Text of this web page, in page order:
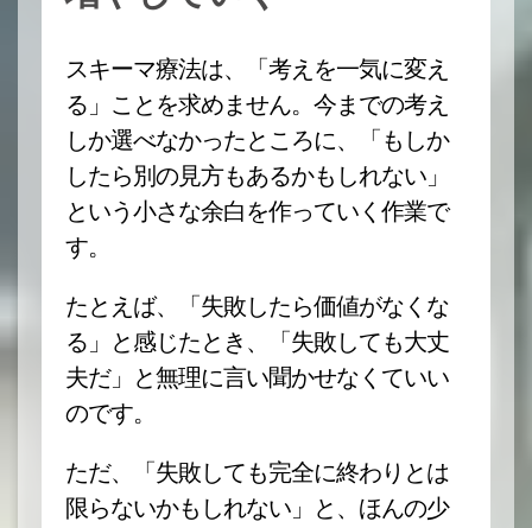
スキーマ療法は、「考えを一気に変え
る」ことを求めません。今までの考え
しか選べなかったところに、「もしか
したら別の見方もあるかもしれない」
という小さな余白を作っていく作業で
す。
たとえば、「失敗したら価値がなくな
る」と感じたとき、「失敗しても大丈
夫だ」と無理に言い聞かせなくていい
のです。
ただ、「失敗しても完全に終わりとは
限らないかもしれない」と、ほんの少